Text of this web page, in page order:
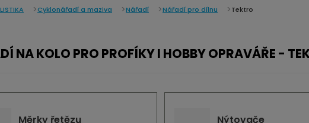
Cyklonářadí a maziva Nářadí Nářadí pro dílnu Tektro
NA KOLO PRO PROFÍKY I HOBBY OPRAVÁŘE -
Měrky řetězu Nýtovače